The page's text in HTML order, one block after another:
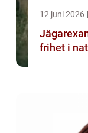
12 juni 2026
frihet i